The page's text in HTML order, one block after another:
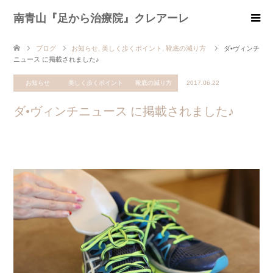
南青山『足から治療院』クレアーレ
ブログ お知らせ 美しく歩くポイント 靴底の減り方
ダ•ヴィンチ
ニュース に掲載されました♪
お知らせ 美しく歩くポイント 靴底の減り方 2017.06.22
ダ•ヴィンチニュース に掲載されました♪